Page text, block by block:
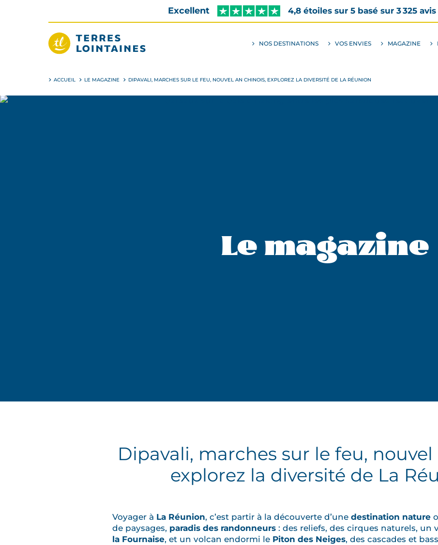
contenu
Excellent 4,8 étoiles sur 5 basé sur 3 325 avis
NOS DESTINATIONS
ALLER
VOS ENVIES MAGAZINE
ACCUEIL LE MAGAZINE DIPAVALI, MARCHES SUR LE FEU, NOUVEL AN CHINOIS, EXPLOREZ LA DIVERSITÉ DE LA RÉUNION
Le magazine
Dipavali, marches sur le feu,
explorez la diversité de La
Voyager à La Réunion, c’est partir à la découverte d’une destination nature
de paysages, paradis des randonneurs : des reliefs, des cirques naturels, un
la Fournaise, et un volcan endormi le Piton des Neiges, des cascades et